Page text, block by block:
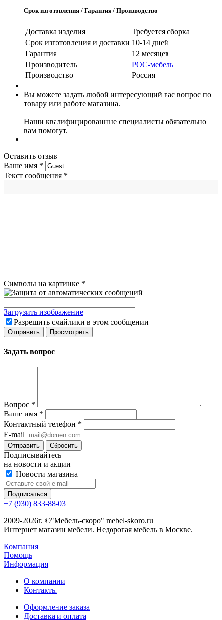
Срок изготовления / Гарантия / Производство
Доставка изделия
Требуется сборка
Срок изготовления и доставки 10-14 дней
Гарантия
12 месяцев
Производитель
РОС-мебель
Производство
Россия
Вы можете задать любой интересующий вас вопрос по
товару или работе магазина.
Наши квалифицированные специалисты обязательно
вам помогут.
Оставить отзыв
Ваше имя *
Текст сообщения *
Символы на картинке *
Загрузить изображение
Разрешить смайлики в этом сообщении
Задать вопрос
Вопрос *
Ваше имя *
Контактный телефон *
E-mail
Сбросить
Подписывайтесь
на новости и акции
Новости магазина
+7 (930) 833-88-03
2009-2026г. ©"Мебель-скоро" mebel-skoro.ru
Интернет магазин мебели. Недорогая мебель в Москве.
Компания
Помощь
Информация
О компании
Контакты
Оформление заказа
Доставка и оплата